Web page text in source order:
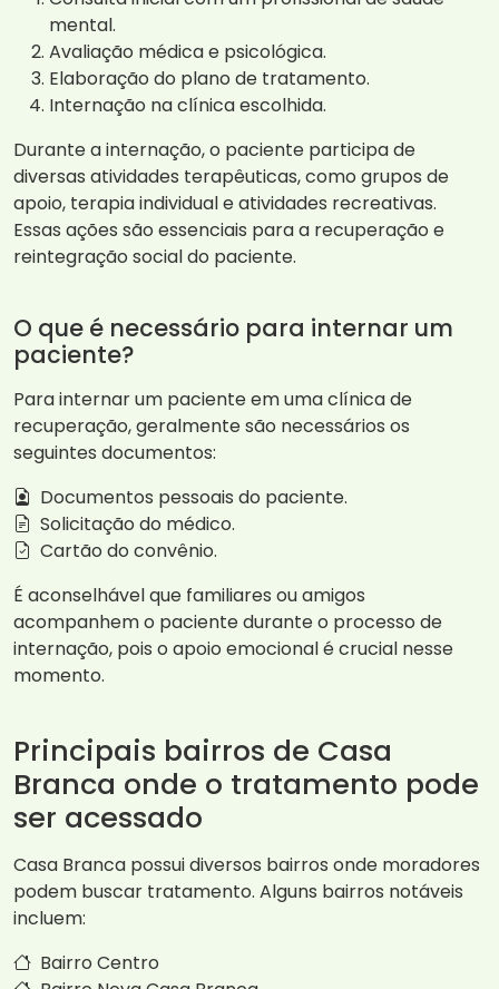
mental.
Avaliação médica e psicológica.
Elaboração do plano de tratamento.
Internação na clínica escolhida.
Durante a internação, o paciente participa de
diversas atividades terapêuticas, como grupos de
apoio, terapia individual e atividades recreativas.
Essas ações são essenciais para a recuperação e
reintegração social do paciente.
O que é necessário para internar um
paciente?
Para internar um paciente em uma clínica de
recuperação, geralmente são necessários os
seguintes documentos:
Documentos pessoais do paciente.
Solicitação do médico.
Cartão do convênio.
É aconselhável que familiares ou amigos
acompanhem o paciente durante o processo de
internação, pois o apoio emocional é crucial nesse
momento.
Principais bairros de Casa
Branca onde o tratamento pode
ser acessado
Casa Branca possui diversos bairros onde moradores
podem buscar tratamento. Alguns bairros notáveis
incluem:
Bairro Centro